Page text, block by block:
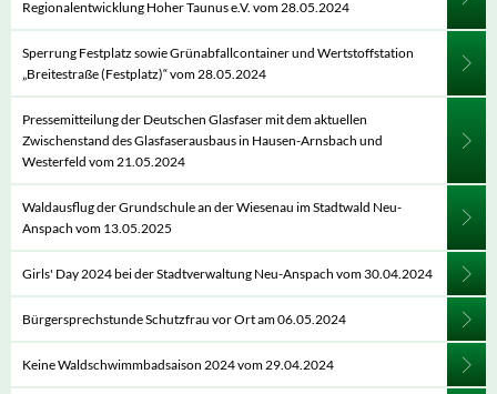
Regionalentwicklung Hoher Taunus e.V. vom 28.05.2024
Sperrung Festplatz sowie Grünabfallcontainer und Wertstoffstation
„Breitestraße (Festplatz)“ vom 28.05.2024
Pressemitteilung der Deutschen Glasfaser mit dem aktuellen
Zwischenstand des Glasfaserausbaus in Hausen-Arnsbach und
Westerfeld vom 21.05.2024
Waldausflug der Grundschule an der Wiesenau im Stadtwald Neu-
Anspach vom 13.05.2025
Girls' Day 2024 bei der Stadtverwaltung Neu-Anspach vom 30.04.2024
Bürgersprechstunde Schutzfrau vor Ort am 06.05.2024
Keine Waldschwimmbadsaison 2024 vom 29.04.2024